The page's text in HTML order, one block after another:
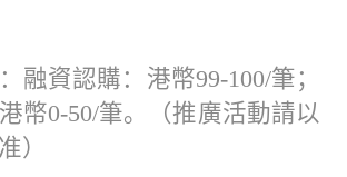
融資認購：港幣99-100/筆；
幣0-50/筆。（推廣活動請以
）